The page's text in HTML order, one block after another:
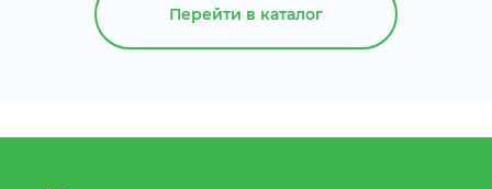
Перейти в каталог